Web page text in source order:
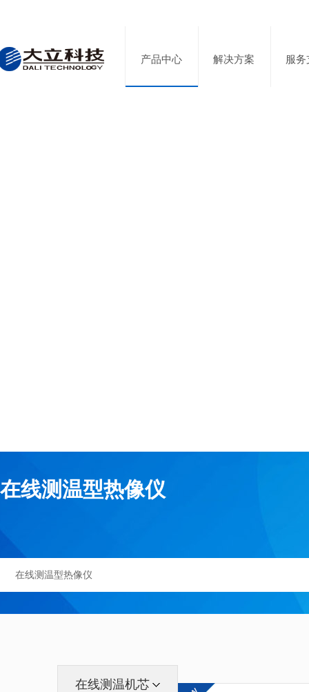
产品中心 解决方案 服
在线测温型热像仪
在线测温型热像仪
在线测温机芯